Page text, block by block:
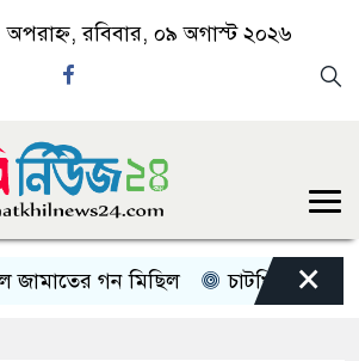
রবিবার, ০৯ অগাস্ট ২০২৬
গন মিছিল চাটখিলে পানিতে
×